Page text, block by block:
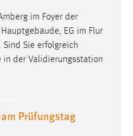
im Foyer der
EG im Flur
Sie erfolgreich
der Validierungsstation
Prüfungstag